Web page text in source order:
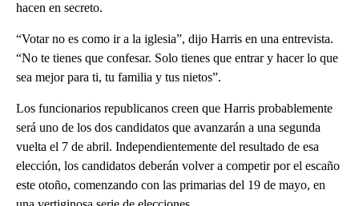
hacen en secreto.
“Votar no es como ir a la iglesia”, dijo Harris en una entrevista.
“No te tienes que confesar. Solo tienes que entrar y hacer lo que
sea mejor para ti, tu familia y tus nietos”.
Los funcionarios republicanos creen que Harris probablemente
será uno de los dos candidatos que avanzarán a una segunda
vuelta el 7 de abril. Independientemente del resultado de esa
elección, los candidatos deberán volver a competir por el escaño
este otoño, comenzando con las primarias del 19 de mayo, en